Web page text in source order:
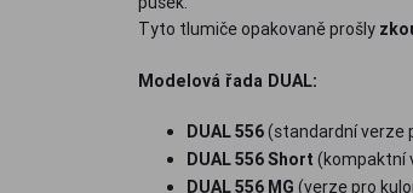
Tyto tlumiče opakovaně prošly
Modelová řada DUAL:
DUAL 556(standardní verze
DUAL 556 Short (kompaktní
DUAL 556 MG (verze pro